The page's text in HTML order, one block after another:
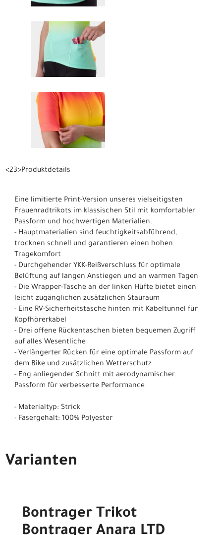
<23>Produktdetails
Eine limitierte Print-Version unseres vielseitigsten
Frauenradtrikots im klassischen Stil mit komfortabler
Passform und hochwertigen Materialien.
- Hauptmaterialien sind feuchtigkeitsabführend,
trocknen schnell und garantieren einen hohen
Tragekomfort
- Durchgehender YKK-Reißverschluss für optimale
Belüftung auf langen Anstiegen und an warmen Tagen
- Die Wrapper-Tasche an der linken Hüfte bietet einen
leicht zugänglichen zusätzlichen Stauraum
- Eine RV-Sicherheitstasche hinten mit Kabeltunnel für
Kopfhörerkabel
- Drei offene Rückentaschen bieten bequemen Zugriff
auf alles Wesentliche
- Verlängerter Rücken für eine optimale Passform auf
dem Bike und zusätzlichen Wetterschutz
- Eng anliegender Schnitt mit aerodynamischer
Passform für verbesserte Performance
- Materialtyp: Strick
- Fasergehalt: 100% Polyester
Varianten
Bontrager Trikot
Bontrager Anara LTD